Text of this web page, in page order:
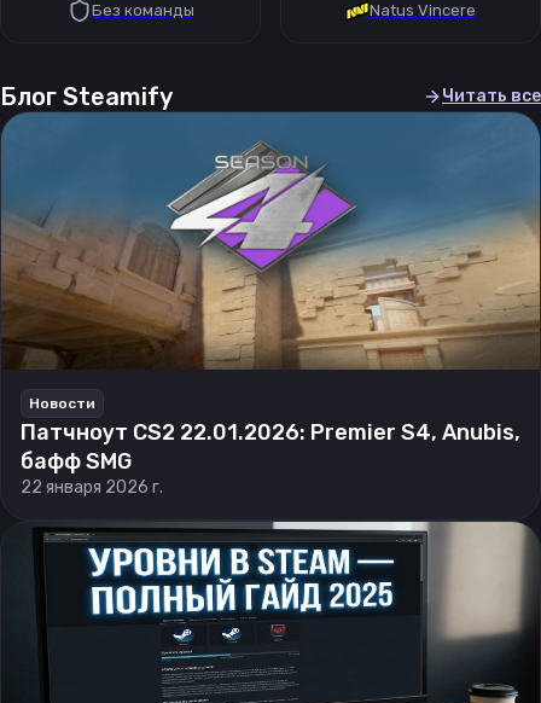
Без команды Natus Vincere
Блог Steamify Читать все
Новости
Патчноут CS2 22.01.2026: Premier S4, Anubis,
бафф SMG
22 января 2026 г.